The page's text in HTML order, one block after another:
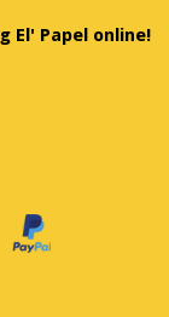
El' Papel online!